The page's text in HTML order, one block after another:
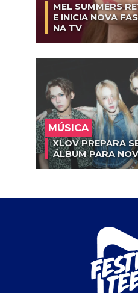
MEL SUMMERS
E INICIA NOVA
NA TV
MÚSICA
XLOV PREPARA
ÁLBUM PARA